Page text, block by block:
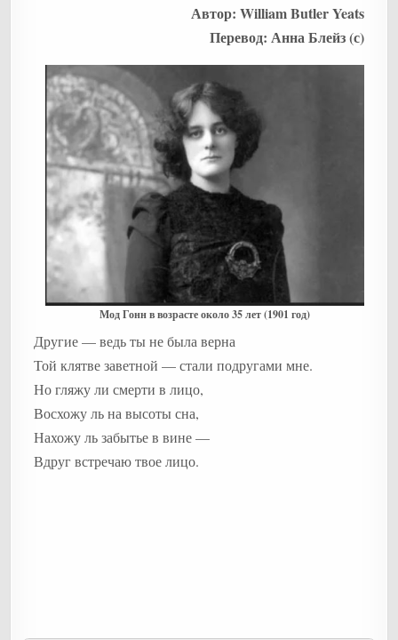
Автор: William Butler Yeats
Перевод: Анна Блейз (с)
Мод Гонн в возрасте около 35 лет (1901 год)
Другие — ведь ты не была верна
Той клятве заветной — стали подругами мне.
Но гляжу ли смерти в лицо,
Восхожу ль на высоты сна,
Нахожу ль забытье в вине —
Вдруг встречаю твое лицо.